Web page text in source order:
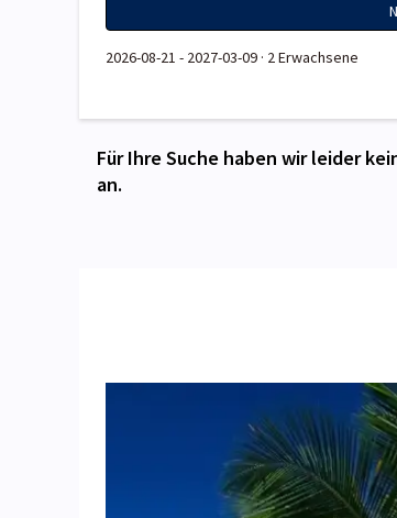
2026-08-21 - 2027-03-09 · 2 Erwachsene
Für Ihre Suche haben wir leider
an.